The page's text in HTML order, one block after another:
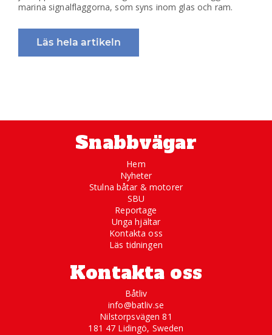
marina signalflaggorna, som syns inom glas och ram.
Läs hela artikeln
Snabbvägar
Hem
Nyheter
Stulna båtar & motorer
SBU
Reportage
Unga hjältar
Kontakta oss
Läs tidningen
Kontakta oss
Båtliv
info@batliv.se
Nilstorpsvägen 81
181 47 Lidingö, Sweden